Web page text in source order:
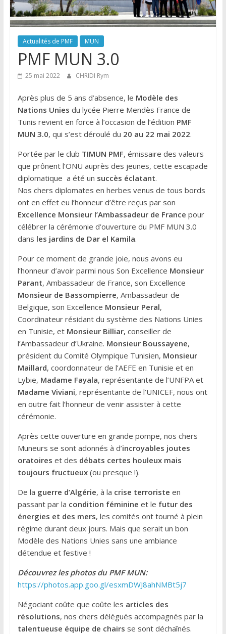
Actualités de PMF MUN
PMF MUN 3.0
25 mai 2022 CHRIDI Rym
Après plus de 5 ans d’absence, le Modèle des
Nations Unies du lycée Pierre Mendès France de
Tunis revient en force à l’occasion de l’édition PMF
MUN 3.0, qui s’est déroulé du 20 au 22 mai 2022.
Portée par le club TIMUN PMF, émissaire des valeurs
que prônent l’ONU auprès des jeunes, cette escapade
diplomatique a été un succès éclatant.
Nos chers diplomates en herbes venus de tous bords
ont en effet eu l’honneur d’être reçus par son
Excellence Monsieur l’Ambassadeur de France pour
célébrer la cérémonie d’ouverture du PMF MUN 3.0
dans les jardins de Dar el Kamila.
Pour ce moment de grande joie, nous avons eu
l’honneur d’avoir parmi nous Son Excellence Monsieur
Parant, Ambassadeur de France, son Excellence
Monsieur de Bassompierre, Ambassadeur de
Belgique, son Excellence Monsieur Peral,
Coordinateur résidant du système des Nations Unies
en Tunisie, et Monsieur Billiar, conseiller de
l’Ambassadeur d’Ukraine. Monsieur Boussayene,
président du Comité Olympique Tunisien, Monsieur
Maillard, coordonnateur de l’AEFE en Tunisie et en
Lybie, Madame Fayala, représentante de l’UNFPA et
Madame Viviani, représentante de l’UNICEF, nous ont
en outre fait l’honneur de venir assister à cette
cérémonie.
Après cette ouverture en grande pompe, nos chers
Muneurs se sont adonnés à d’incroyables joutes
oratoires et des débats certes houleux mais
toujours fructueux(ou presque !).
De la guerre d’Algérie, à la crise terroriste en
passant par la condition féminine et le futur des
énergies et des mers, les comités ont tourné à plein
régime durant deux jours. Mais que serait un bon
Modèle des Nations Unies sans une ambiance
détendue et festive !
Découvrez les photos du PMF MUN:
https://photos.app.goo.gl/esxmDWJ8ahNMBt5j7
Négociant coûte que coûte les articles des
résolutions, nos chers délégués accompagnés par la
talentueuse équipe de chairs se sont déchaînés.